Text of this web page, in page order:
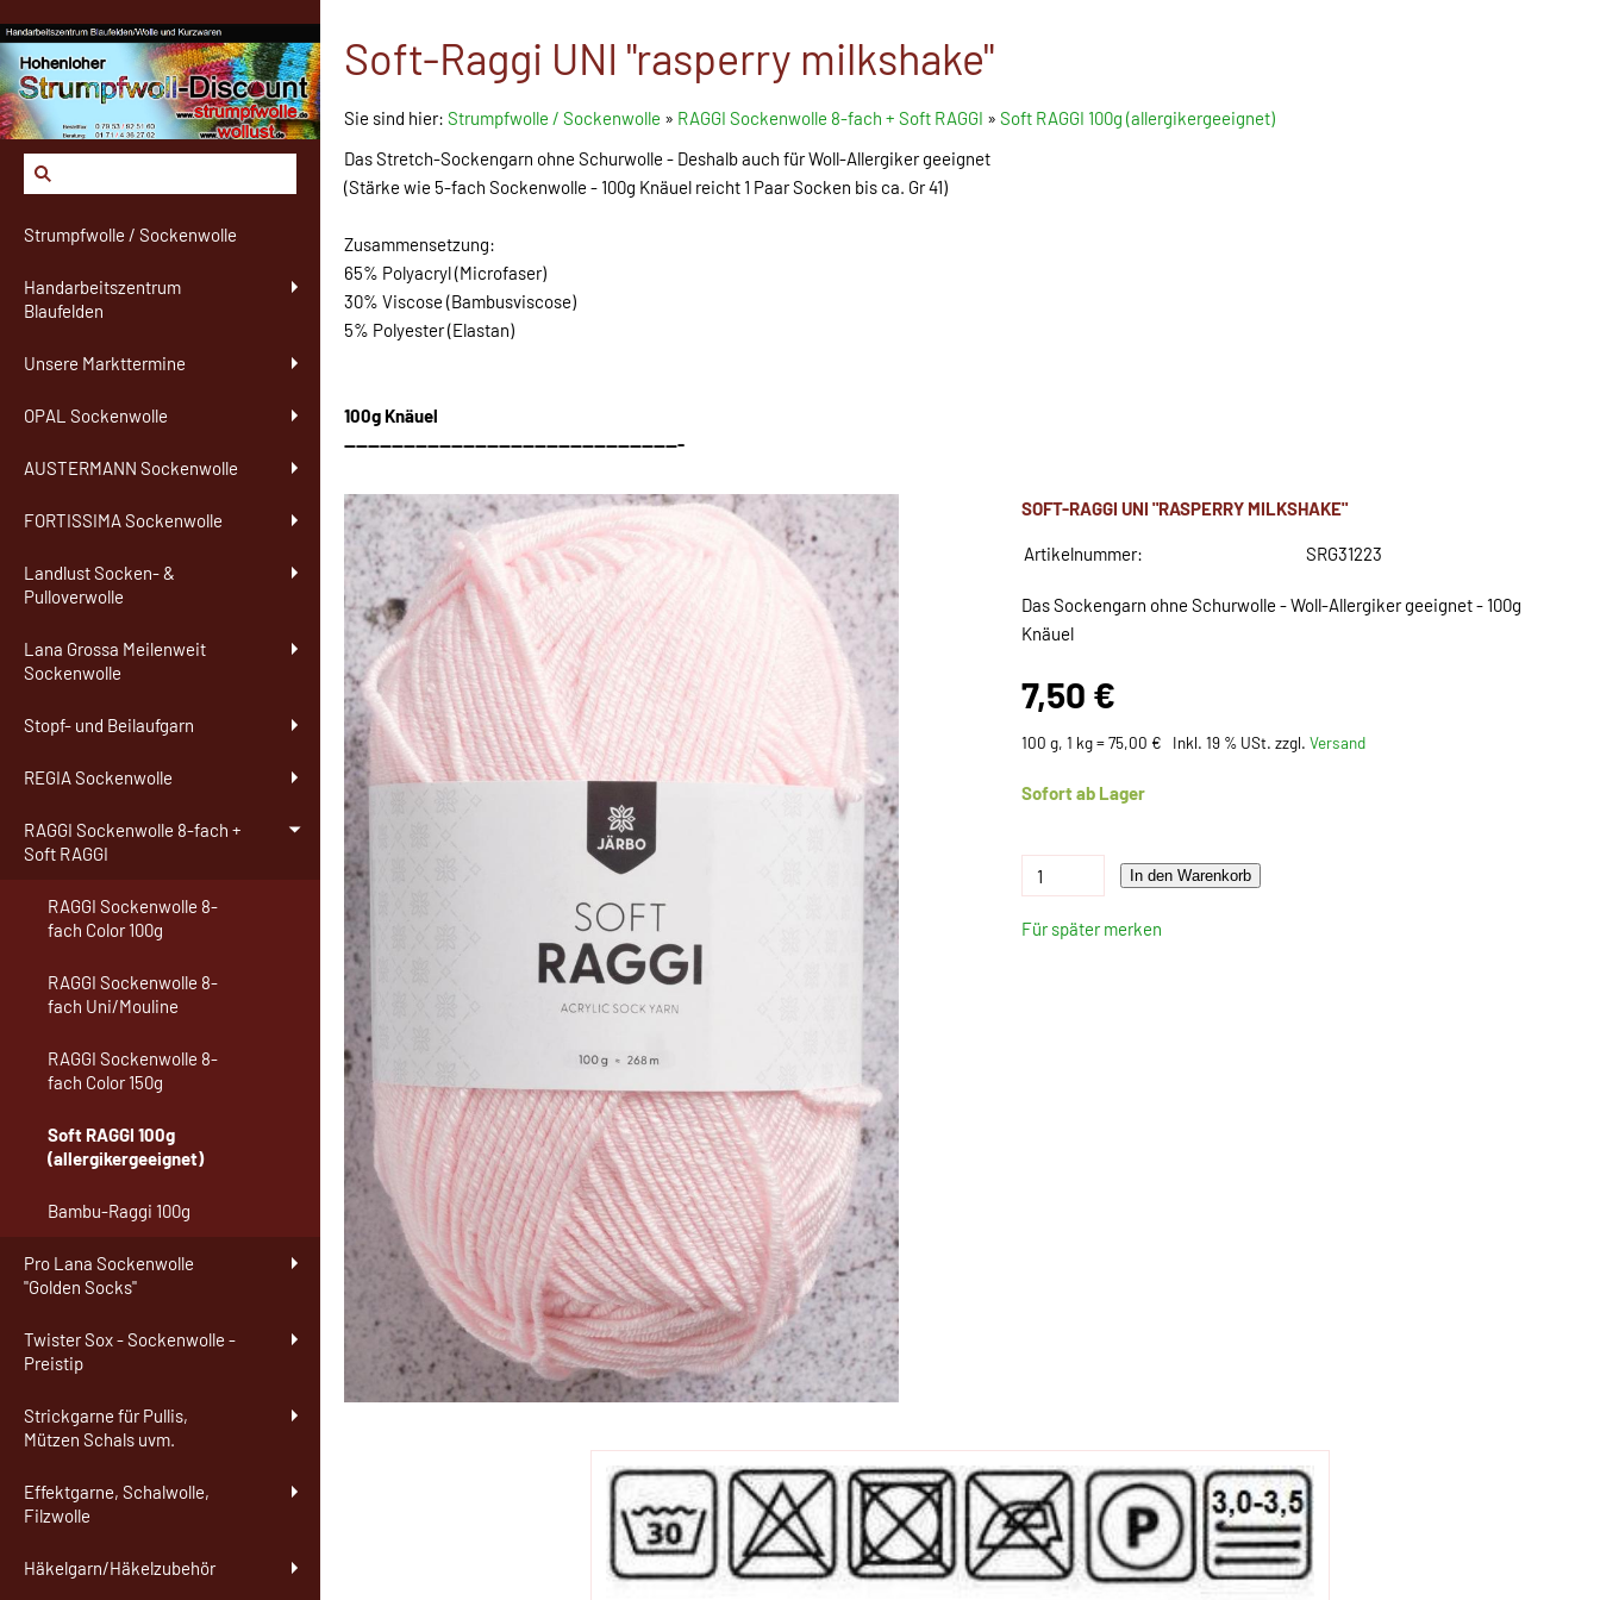
Strumpfwolle / Sockenwolle
Handarbeitszentrum
Blaufelden
Unsere Markttermine
OPAL Sockenwolle
AUSTERMANN Sockenwolle
FORTISSIMA Sockenwolle
Landlust Socken- &
Pulloverwolle
Lana Grossa Meilenweit
Sockenwolle
Stopf- und Beilaufgarn
REGIA Sockenwolle
RAGGI Sockenwolle 8-fach +
Soft RAGGI
RAGGI Sockenwolle 8-
fach Color 100g
RAGGI Sockenwolle 8-
fach Uni/Mouline
RAGGI Sockenwolle 8-
fach Color 150g
Soft RAGGI 100g
(allergikergeeignet)
Bambu-Raggi 100g
Pro Lana Sockenwolle
"Golden Socks"
Twister Sox - Sockenwolle -
Preistip
Strickgarne für Pullis,
Mützen Schals uvm.
Effektgarne, Schalwolle,
Filzwolle
Häkelgarn/Häkelzubehör
Soft-Raggi UNI "rasperry milkshake"
Sie sind hier: Strumpfwolle / Sockenwolle » RAGGI Sockenwolle 8-fach + Soft RAGGI » Soft RAGGI 100g (allergikergeeignet)
Das Stretch-Sockengarn ohne Schurwolle - Deshalb auch für Woll-Allergiker geeignet
(Stärke wie 5-fach Sockenwolle - 100g Knäuel reicht 1 Paar Socken bis ca. Gr 41)
Zusammensetzung:
65% Polyacryl (Microfaser)
30% Viscose (Bambusviscose)
5% Polyester (Elastan)
100g Knäuel
---------------------------------------------------------
SOFT-RAGGI UNI "RASPERRY MILKSHAKE"
Artikelnummer: SRG31223
Das Sockengarn ohne Schurwolle - Woll-Allergiker geeignet - 100g
Knäuel
7,50 €
100 g, 1 kg = 75,00 € Inkl. 19 % USt. zzgl.Versand
Sofort ab Lager
In den Warenkorb
Für später merken